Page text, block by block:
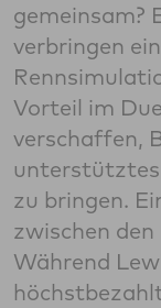
gemeinsam?
verbringen
Vorteil im
verschaffen,
unterstütztes
zu bringen.
zwischen
Während